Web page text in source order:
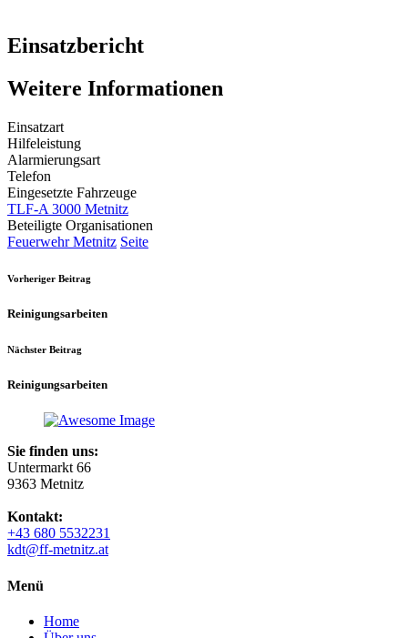
Einsatzbericht
Weitere Informationen
Einsatzart
Hilfeleistung
Alarmierungsart
Telefon
Eingesetzte Fahrzeuge
TLF-A 3000 Metnitz
Beteiligte Organisationen
Feuerwehr Metnitz Seite
Vorheriger Beitrag
Reinigungsarbeiten
Nächster Beitrag
Reinigungsarbeiten
Sie finden uns:
Untermarkt 66
9363 Metnitz
Kontakt:
+43 680 5532231
kdt@ff-metnitz.at
Menü
Home